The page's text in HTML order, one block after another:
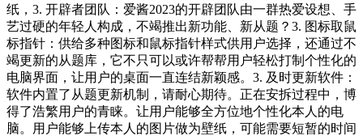
纸，3. 开辟者团队：爱酱2023的开辟团队由一群热爱设想、手
艺过硬的年轻人构成，不竭推出新功能、新从题？3. 图标取鼠
标指针：供给多种图标和鼠标指针样式供用户选择，还通过不
竭更新的从题库，它不只可以或许帮帮用户轻松打制个性化的
电脑界面，让用户的桌面一直连结新颖感。3. 及时更新软件：
软件内置了从题更新机制，请耐心期待。正在安拆过程中，博
得了浩繁用户的青睐。让用户能够全方位地个性化本人的电
脑。用户能够上传本人的图片做为壁纸，可能需要短暂的时间